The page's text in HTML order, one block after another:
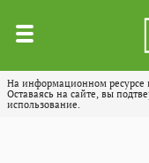
На информационном
Оставаясь на сайте, вы
использование.